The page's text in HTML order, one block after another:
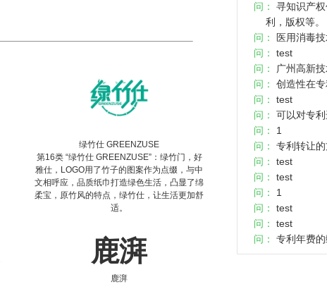
绿竹仕 GREENZUSE
第16类 “绿竹仕 GREENZUSE”：绿竹门，好
雅仕，LOGO用了竹子的图案作为点缀，与中
文相呼应，品质纸巾打造绿色生活，凸显了绵
柔宝，原竹风的特点，绿竹仕，让生活更加舒
适。
鹿湃
鹿湃
问：
寻知识产
利，版权等。
问：
医用消毒
问：
test
问：
广州高新
问：
创造性在
问：
test
问：
可以对专
问：
1
问：
专利转让
问：
test
问：
test
问：
1
问：
test
问：
test
问：
专利年费